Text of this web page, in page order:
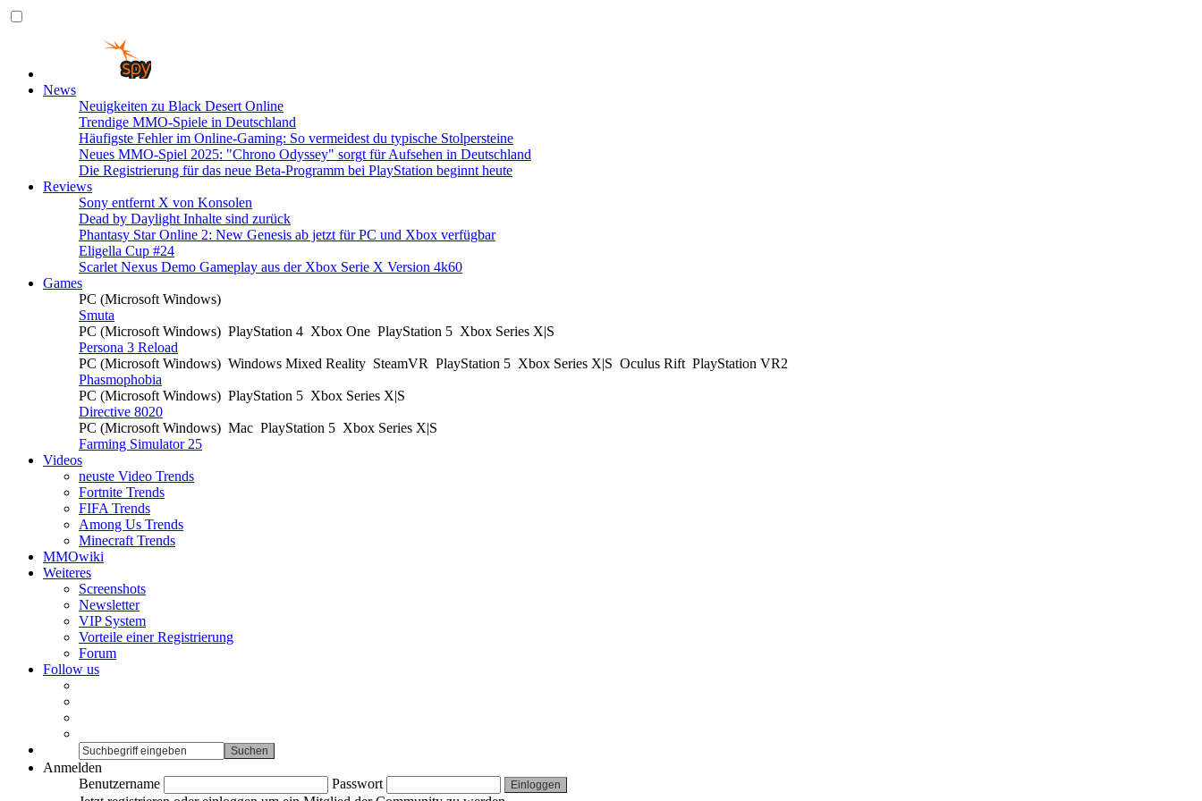
News
Neuigkeiten zu Black Desert Online
Trendige MMO-Spiele in Deutschland
Häufigste Fehler im Online-Gaming: So vermeidest du typische Stolpersteine
Neues MMO-Spiel 2025: "Chrono Odyssey" sorgt für Aufsehen in Deutschland
Die Registrierung für das neue Beta-Programm bei PlayStation beginnt heute
Reviews
Sony entfernt X von Konsolen
Dead by Daylight Inhalte sind zurück
Phantasy Star Online 2: New Genesis ab jetzt für PC und Xbox verfügbar
Eligella Cup #24
Scarlet Nexus Demo Gameplay aus der Xbox Serie X Version 4k60
Games
PC (Microsoft Windows)
Smuta
PC (Microsoft Windows) PlayStation 4 Xbox One PlayStation 5 Xbox Series X|S
Persona 3 Reload
PC (Microsoft Windows) Windows Mixed Reality SteamVR PlayStation 5 Xbox Series X|S Oculus Rift PlayStation VR2
Phasmophobia
PC (Microsoft Windows) PlayStation 5 Xbox Series X|S
Directive 8020
PC (Microsoft Windows) Mac PlayStation 5 Xbox Series X|S
Farming Simulator 25
Videos
neuste Video Trends
Fortnite Trends
FIFA Trends
Among Us Trends
Minecraft Trends
MMOwiki
Weiteres
Screenshots
Newsletter
VIP System
Vorteile einer Registrierung
Forum
Follow us
Anmelden
Benutzername
Passwort